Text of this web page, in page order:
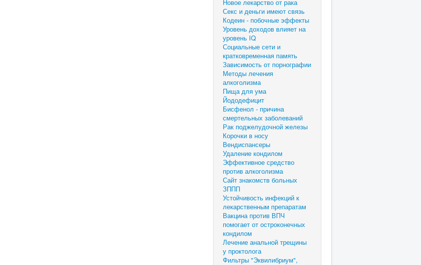
Новое лекарство от рака
Секс и деньги имеют связь
Кодеин - побочные эффекты
Уровень доходов влияет на
уровень IQ
Социальные сети и
кратковременная память
Зависимость от порнографии
Методы лечения
алкоголизма
Пища для ума
Йододефицит
Бисфенол - причина
смертельных заболеваний
Рак поджелудочной железы
Корочки в носу
Вендиспансеры
Удаление кондилом
Эффективное средство
против алкоголизма
Сайт знакомств больных
ЗППП
Устойчивость инфекций к
лекарственным препаратам
Вакцина против ВПЧ
помогает от остроконечных
кондилом
Лечение анальной трещины
у проктолога
Фильтры "Эквилибриум",